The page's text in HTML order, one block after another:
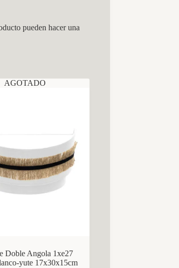
pueden hacer una
AGOTADO
Doble Angola 1xe27
yute 17x30x15cm